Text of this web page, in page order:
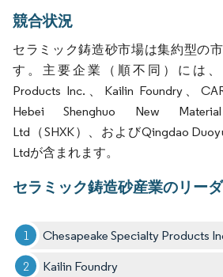
競合状況
セラミック鋳造砂市場は集約型の
す。主要企業（順不同）には、
Products Inc.、Kailin Foundry、
Hebei Shenghuo New
Ltd（SHXK）、およびQingdao
Ltdが含まれます。
セラミック鋳造砂産業のリー
Chesapeake Specialty Products
Kailin Foundry